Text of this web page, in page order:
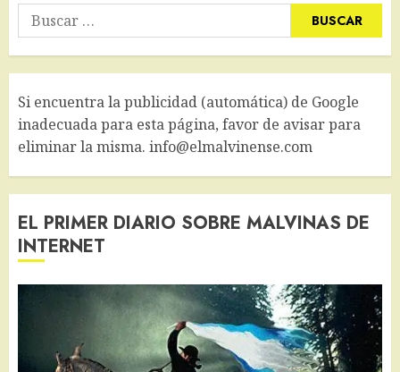
Buscar:
Si encuentra la publicidad (automática) de Google
inadecuada para esta página, favor de avisar para
eliminar la misma. info@elmalvinense.com
EL PRIMER DIARIO SOBRE MALVINAS DE
INTERNET